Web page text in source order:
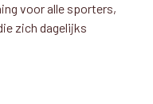
voor alle sporters,
zich dagelijks